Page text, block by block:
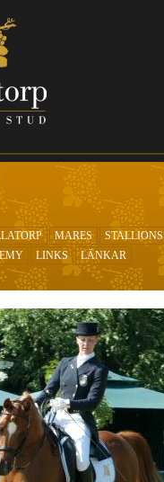
MARES STALLIONS
LINKS LÄNKAR